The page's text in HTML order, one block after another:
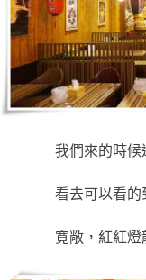
我們來的時候
看去可以看的
寛敞，紅紅燈